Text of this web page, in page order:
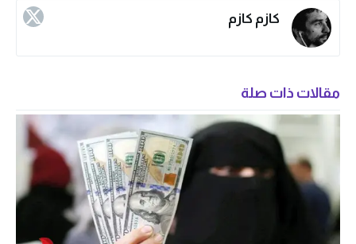
كازم كازم
مقالات ذات صلة